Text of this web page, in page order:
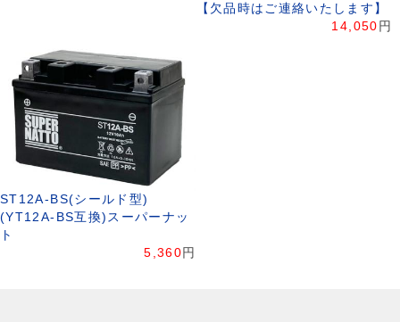
【欠品時はご連絡いたします】
14,050 円
ST12A-BS(シールド型)
(YT12A-BS互換)スーパーナッ
ト
5,360 円